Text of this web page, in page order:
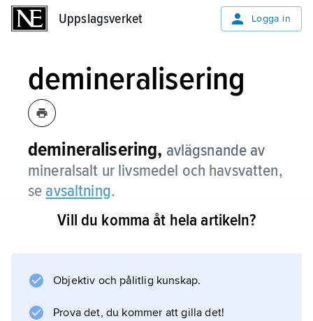
Uppslagsverket Logga in
demineralisering
demineralisering, avlägsnande av
mineralsalt ur livsmedel och havsvatten,
se avsaltning.
Information om artikeln
Vill du komma åt hela artikeln?
Objektiv och pålitlig kunskap.
Prova det, du kommer att gilla det!